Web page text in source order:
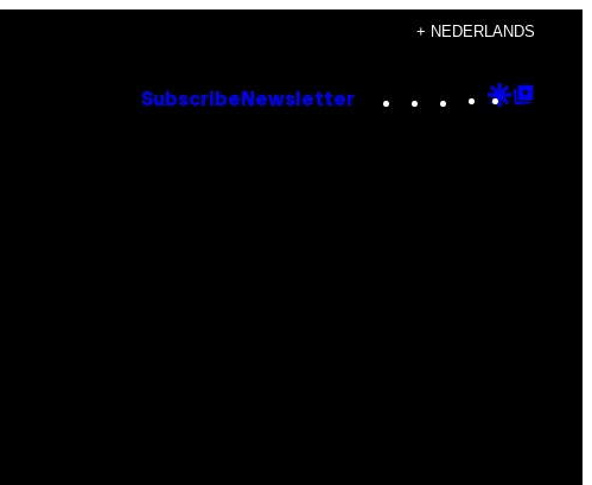
+ NEDERLANDS
Subscribe Newsletter Instagram
TikTok
YouTube
Google